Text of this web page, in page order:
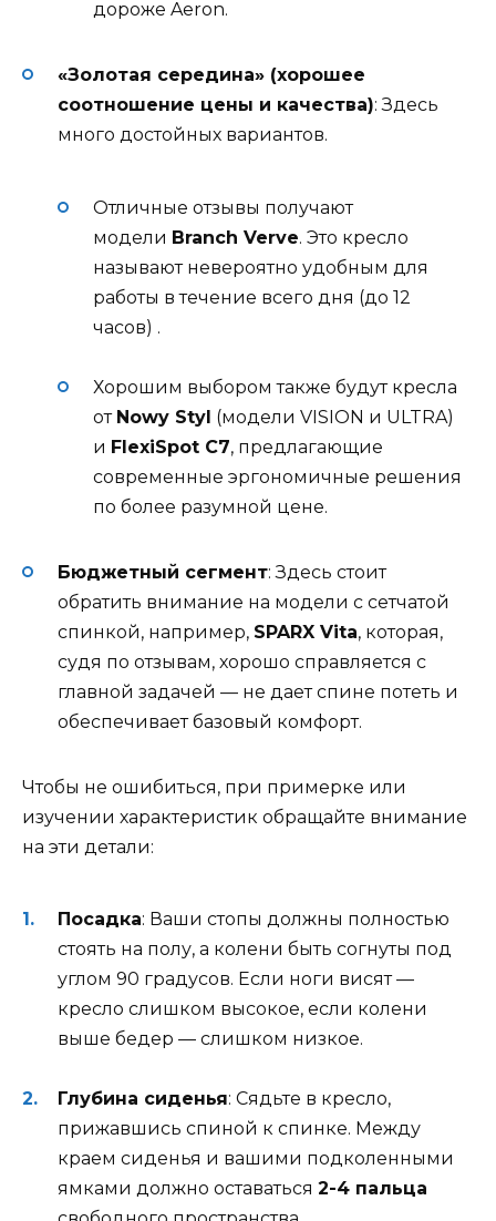
дороже Aeron.
«Золотая середина» (хорошее
соотношение цены и качества): Здесь
много достойных вариантов.
Отличные отзывы получают
модели Branch Verve. Это кресло
называют невероятно удобным для
работы в течение всего дня (до 12
часов) .
Хорошим выбором также будут кресла
от Nowy Styl (модели VISION и ULTRA)
и FlexiSpot C7, предлагающие
современные эргономичные решения
по более разумной цене.
Бюджетный сегмент: Здесь стоит
обратить внимание на модели с сетчатой
спинкой, например, SPARX Vita, которая,
судя по отзывам, хорошо справляется с
главной задачей — не дает спине потеть и
обеспечивает базовый комфорт.
Чтобы не ошибиться, при примерке или
изучении характеристик обращайте внимание
на эти детали:
Посадка: Ваши стопы должны полностью
стоять на полу, а колени быть согнуты под
углом 90 градусов. Если ноги висят —
кресло слишком высокое, если колени
выше бедер — слишком низкое.
Глубина сиденья: Сядьте в кресло,
прижавшись спиной к спинке. Между
краем сиденья и вашими подколенными
ямками должно оставаться 2-4 пальца